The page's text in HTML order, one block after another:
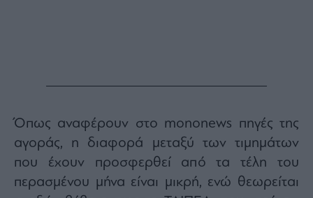
Εγγραφείτε
στο
Newsletter
του
Όπως αναφέρουν στο mononews πηγές της
αγοράς, η διαφορά μεταξύ των τιμημάτων
που έχουν προσφερθεί από τα τέλη του
περασμένου μήνα είναι μικρή, ενώ θεωρείται